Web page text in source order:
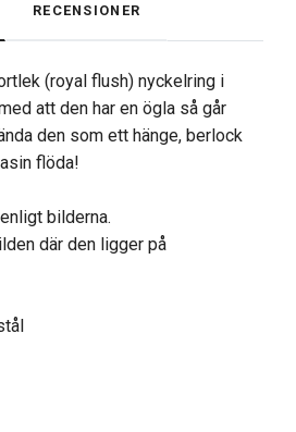
RECENSIONER
(royal flush) nyckelring i
att den har en ögla så går
den som ett hänge, berlock
flöda!
bilderna.
där den ligger på